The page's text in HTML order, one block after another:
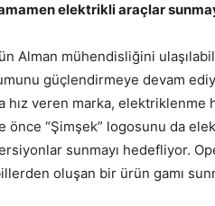
elektrikli araçlar
Alman mühendisliğini
güçlendirmeye devam
hız veren marka,
önce “Şimşek” logosunu da
sunmayı hedefliyor.
oluşan bir ürün gamı